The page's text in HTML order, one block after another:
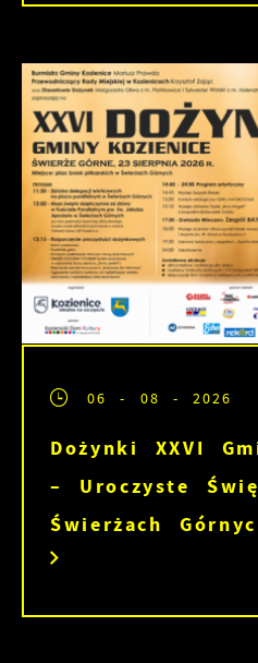
06 - 08 - 2026
Dożynki XXVI
– Uroczyste
Świerżach